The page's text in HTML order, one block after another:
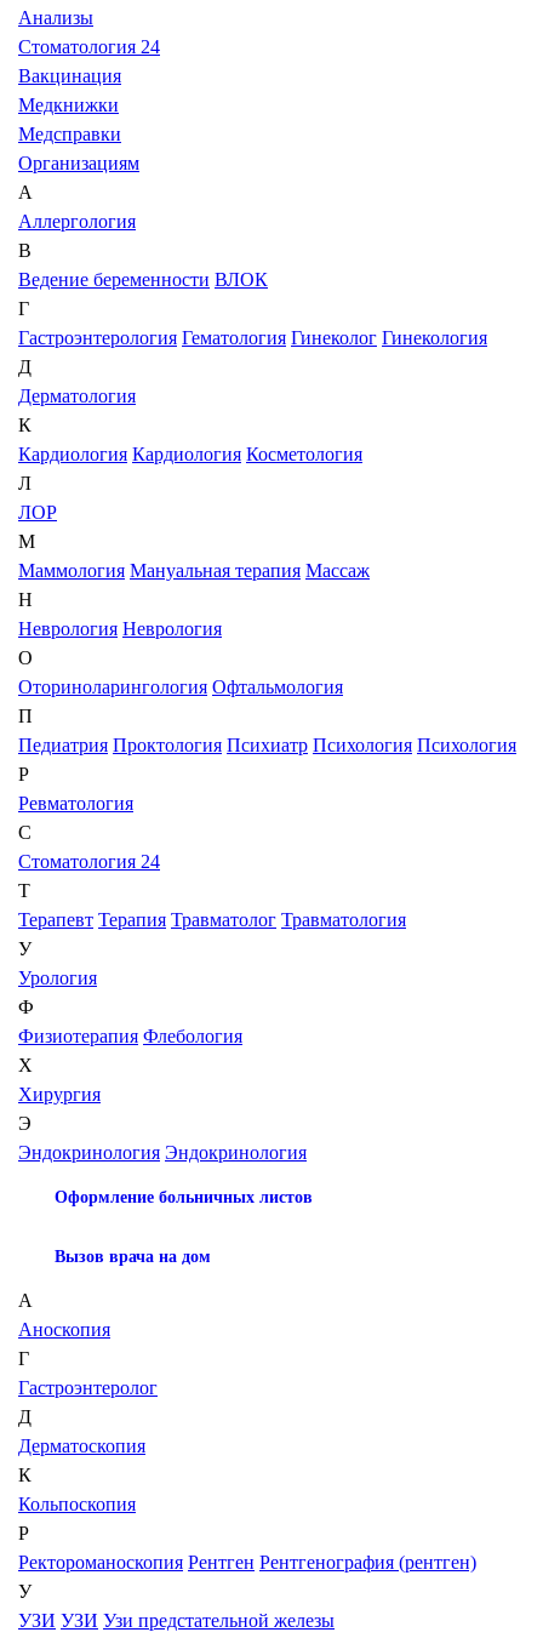
Анализы
Стоматология 24
Вакцинация
Медкнижки
Медсправки
Организациям
А
Аллергология
В
Ведение беременности ВЛОК
Г
Гастроэнтерология Гематология Гинеколог Гинекология
Д
Дерматология
К
Кардиология Кардиология Косметология
Л
ЛОР
М
Маммология Мануальная терапия Массаж
Н
Неврология Неврология
О
Оториноларингология Офтальмология
П
Педиатрия Проктология Психиатр Психология Психология
Р
Ревматология
С
Стоматология 24
Т
Терапевт Терапия Травматолог Травматология
У
Урология
Ф
Физиотерапия Флебология
Х
Хирургия
Э
Эндокринология Эндокринология
Оформление больничных листов
Вызов врача на дом
А
Аноскопия
Г
Гастроэнтеролог
Д
Дерматоскопия
К
Кольпоскопия
Р
Ректороманоскопия Рентген Рентгенография (рентген)
У
УЗИ УЗИ Узи предстательной железы